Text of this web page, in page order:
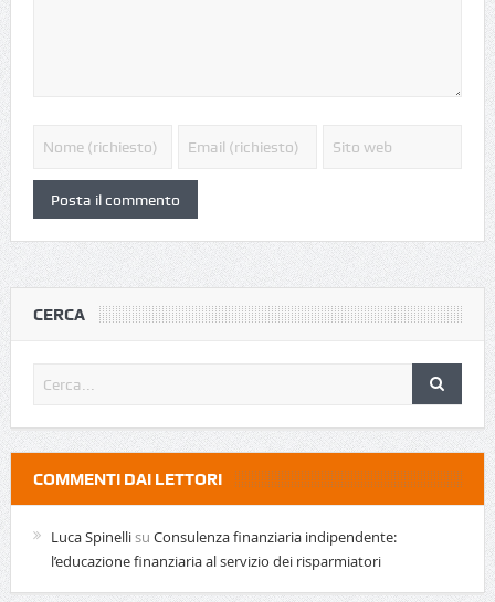
CERCA
COMMENTI DAI LETTORI
Luca Spinellisu Consulenza finanziaria indipendente:
l’educazione finanziaria al servizio dei risparmiatori